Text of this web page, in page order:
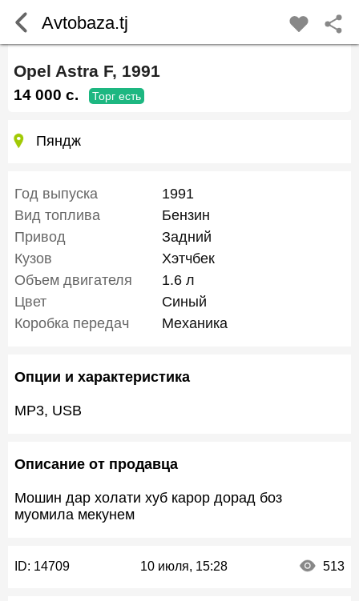
Opel Astra F, 1991
14 000 c. Торг есть
Пяндж
Год выпуска
1991
Вид топлива
Бензин
Привод
Задний
Кузов
Хэтчбек
Объем двигателя
1.6 л
Цвет
Синый
Коробка передач
Механика
Опции и характеристика
MP3, USB
Описание от продавца
Мошин дар холати хуб карор дорад боз
муомила мекунем
ID: 14709 10 июля, 15:28 513
Avtobaza.tj